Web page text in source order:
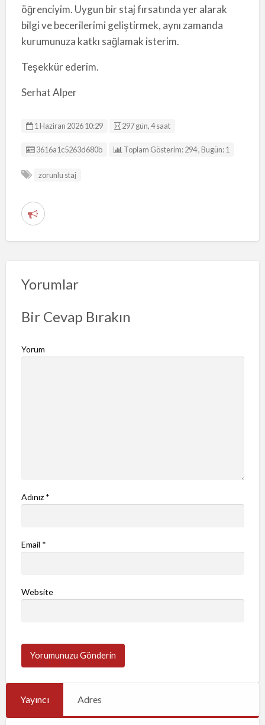
öğrenciyim. Uygun bir staj fırsatında yer alarak
bilgi ve becerilerimi geliştirmek, aynı zamanda
kurumunuza katkı sağlamak isterim.
Teşekkür ederim.
Serhat Alper
1 Haziran 2026 10:29 297 gün, 4 saat
Listing ID
3616a1c5263d680b Toplam Gösterim: 294 , Bugün: 1
zorunlu staj
S
n
i
l
i
Yorumlar
Bir Cevap Bırakın
Yorum
Adınız *
Email *
Website
Yayıncı Adres